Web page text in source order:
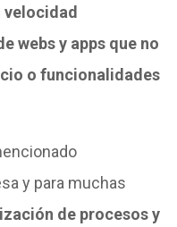
velocidad
webs y apps que no
o funcionalidades
y para muchas
de procesos y